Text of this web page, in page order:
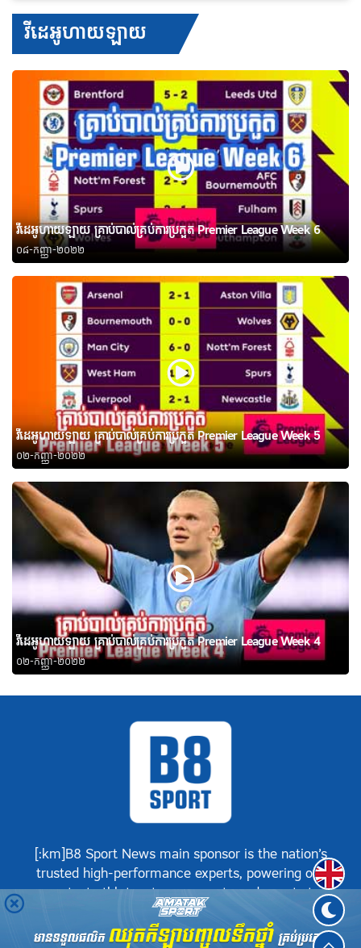
វីដេអូហាយឡាយ
វីដេអូហាយឡាយ គ្រាប់បាល់គ្រប់ការប្រកួត Premier League Week 6
០៨-កញ្ញា-២០២២
វីដេអូហាយឡាយ គ្រាប់បាល់គ្រប់ការប្រកួត Premier League Week 5
០២-កញ្ញា-២០២២
វីដេអូហាយឡាយ គ្រាប់បាល់គ្រប់ការប្រកួត Premier League Week 4
០២-កញ្ញា-២០២២
[:km]B8 Sport News main sponsor is the nation’s
trusted high-performance experts, powering our
greatest athletes, teams, sports and events to
achieve positive success.[:]